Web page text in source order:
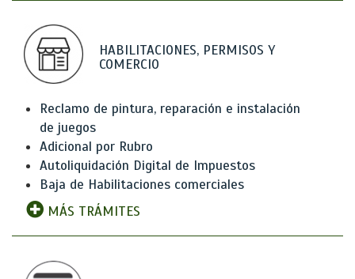
HABILITACIONES, PERMISOS Y
COMERCIO
Reclamo de pintura, reparación e instalación
de juegos
Adicional por Rubro
Autoliquidación Digital de Impuestos
Baja de Habilitaciones comerciales
MÁS TRÁMITES